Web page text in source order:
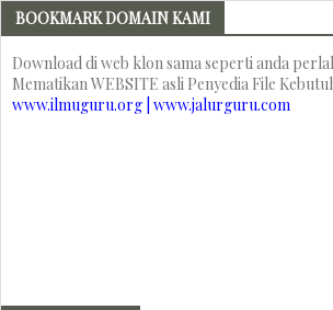
BOOKMARK DOMAIN KAMI
Download di web klon sama seperti anda
Mematikan WEBSITE asli Penyedia File
www.ilmuguru.org | www.jalurguru.com